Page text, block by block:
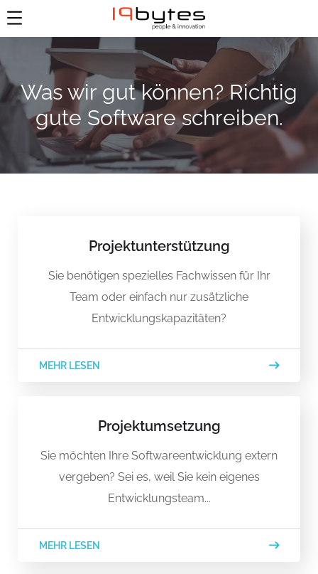
Was wir gut können? Richtig
gute Software schreiben.
Projektunterstützung
Sie benötigen spezielles Fachwissen für Ihr
Team oder einfach nur zusätzliche
Entwicklungskapazitäten?
MEHR LESEN
Projektumsetzung
Sie möchten Ihre Softwareentwicklung extern
vergeben? Sei es, weil Sie kein eigenes
Entwicklungsteam...
MEHR LESEN